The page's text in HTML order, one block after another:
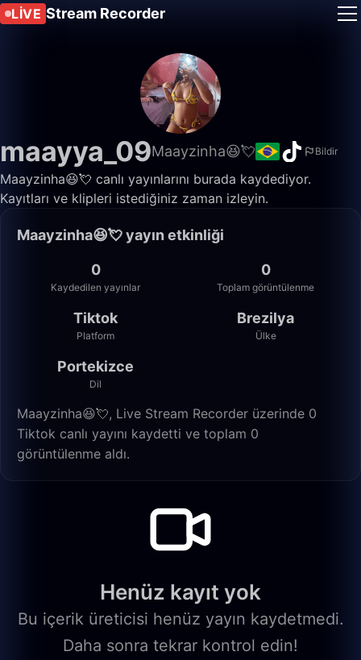
LIVE Stream Recorder
maayya_09Maayzinha😆💘 Bildir
Maayzinha😆💘 canlı yayınlarını burada kaydediyor.
Kayıtları ve klipleri istediğiniz zaman izleyin.
Maayzinha😆💘 yayın etkinliği
0
Kaydedilen yayınlar
0
Toplam görüntülenme
Tiktok
Platform
Brezilya
Ülke
Portekizce
Dil
Maayzinha😆💘, Live Stream Recorder üzerinde 0
Tiktok canlı yayını kaydetti ve toplam 0
görüntülenme aldı.
Henüz kayıt yok
Bu içerik üreticisi henüz yayın kaydetmedi.
Daha sonra tekrar kontrol edin!